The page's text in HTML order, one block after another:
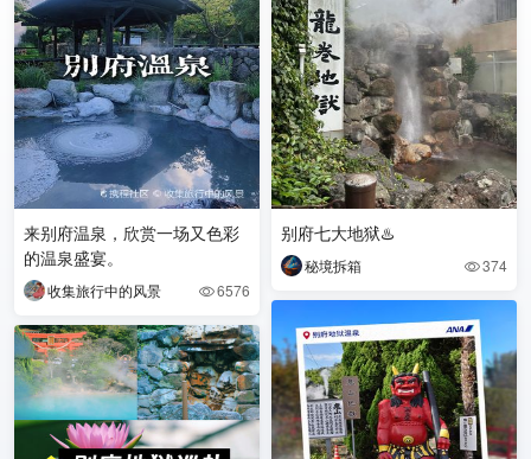
来别府温泉，欣赏一场又色彩
的温泉盛宴。
收集旅行中的风景 6576
别府七大地狱♨️
秘境拆箱 374